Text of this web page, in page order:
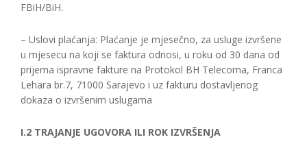
FBiH/BiH.
– Uslovi plaćanja: Plaćanje je mjesečno, za usluge izvršene
u mjesecu na koji se faktura odnosi, u roku od 30 dana od
prijema ispravne fakture na Protokol BH Telecoma, Franca
Lehara br.7, 71000 Sarajevo i uz fakturu dostavljenog
dokaza o izvršenim uslugama
I.2 TRAJANJE UGOVORA ILI ROK IZVRŠENJA